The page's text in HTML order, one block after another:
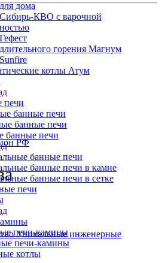
дома
КВО с варочной
горения Магнум
котлы Атум
печи
банные печи
банные печи
банные печи
банные печи
банные печи в камне
банные печи в сетке
печи
печи-камины
печи-камины
котлы
Уникальные инженерные